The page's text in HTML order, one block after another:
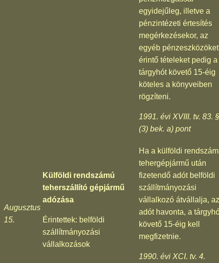
egyidejűleg, illetve a
pénzintézeti értesítés
megérkezésekor, az
egyéb pénzeszközöket
érintő tételeket pedig a
tárgyhót követő 15-éig
köteles a könyveiben
rögzíteni.
1991. évi XVIII. tv. 83. §
(3) bek. a) pont
Augusztus
15.
Külföldi rendszámú
teherszállító gépjármű
adózása
Érintettek: belföldi
szállítmányozási
vállalkozások
Ha a külföldi
tehergépjármű után
fizetendő adót belföldi
szállítmányozási
vállalkozó átvállalja, az
adót havonta, a
követő 15-éig kell
megfizetnie.
1990. évi XCI. tv. 4.